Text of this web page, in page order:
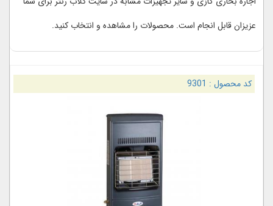
عزیزان قابل انجام است. محصولات را مشاهده و انتخاب کنید.
کد محصول : 9301